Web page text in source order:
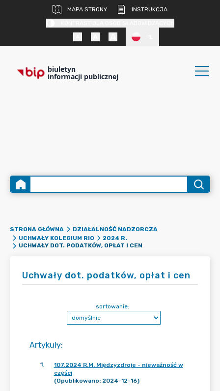
MAPA STRONY
INSTRUKCJA
biuletyn
informacji publicznej
STRONA GŁÓWNA
DZIAŁALNOŚĆ NADZORCZA
UCHWAŁY KOLEGIUM RIO
2024 R.
UCHWAŁY DOT. PODATKÓW, OPŁAT I CEN
Uchwały dot. podatków, opłat i cen
Artykuły:
sortowanie:
1.
107.2024 R.M. Międzyzdroje - nieważność w
części
(Opublikowano: 2024-12-16)